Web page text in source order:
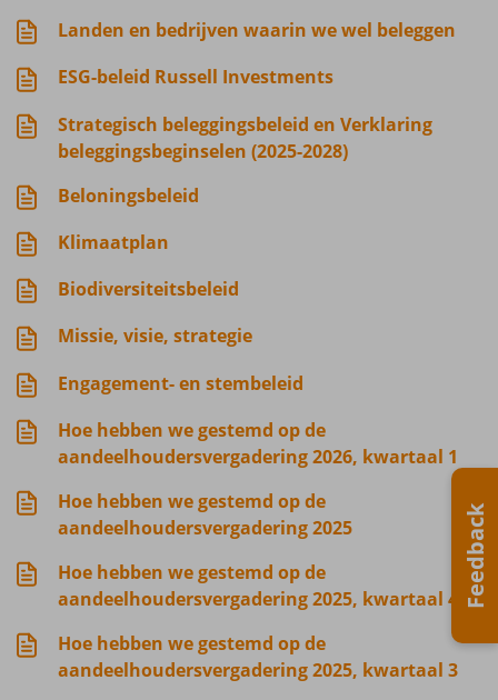
Landen en bedrijven waarin we wel beleggen
ESG-beleid Russell Investments
Strategisch beleggingsbeleid en Verklaring
beleggingsbeginselen (2025-2028)
Beloningsbeleid
Klimaatplan
Biodiversiteitsbeleid
Missie, visie, strategie
Engagement- en stembeleid
Hoe hebben we gestemd op de
aandeelhoudersvergadering 2026, kwartaal 1
Hoe hebben we gestemd op de
aandeelhoudersvergadering 2025
Hoe hebben we gestemd op de
aandeelhoudersvergadering 2025, kwartaal 4
Hoe hebben we gestemd op de
aandeelhoudersvergadering 2025, kwartaal 3
Feedback